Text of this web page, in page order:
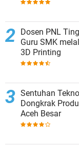
Dosen PNL
Guru SMK
3D Printing
Sentuhan
Dongkrak
Aceh Besar